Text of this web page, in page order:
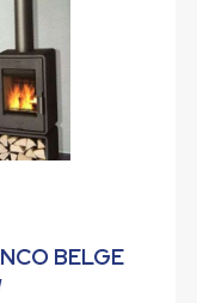
BELGE